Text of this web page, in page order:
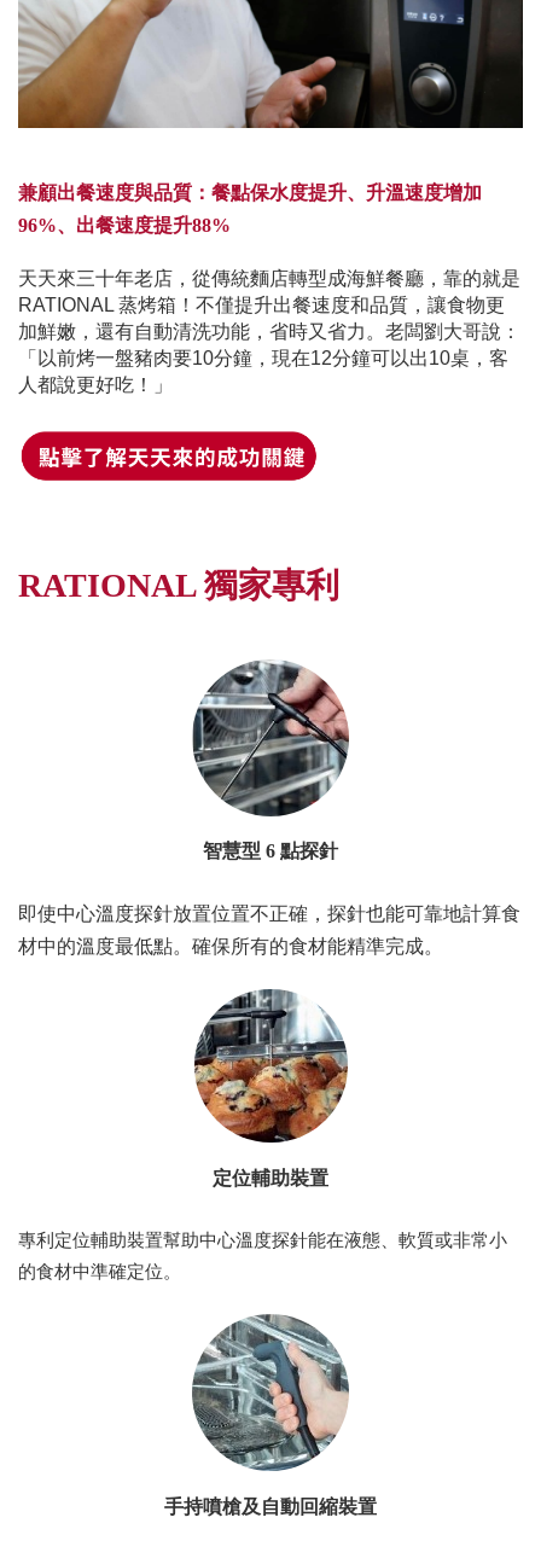
兼顧出餐速度與品質：餐點保水度提升、升溫速度增加
96%、出餐速度提升88%
天天來三十年老店，從傳統麵店轉型成海鮮餐廳，靠的就是
RATIONAL 蒸烤箱！不僅提升出餐速度和品質，讓食物更
加鮮嫩，還有自動清洗功能，省時又省力。老闆劉大哥說：
「以前烤一盤豬肉要10分鐘，現在12分鐘可以出10桌，客
人都說更好吃！」
RATIONAL 獨家專利
智慧型 6 點探針
即使中心溫度探針放置位置不正確，探針也能可靠地計算食
材中的溫度最低點。確保所有的食材能精準完成。
定位輔助裝置
專利定位輔助裝置幫助中心溫度探針能在液態、軟質或非常小
的食材中準確定位。
手持噴槍及自動回縮裝置